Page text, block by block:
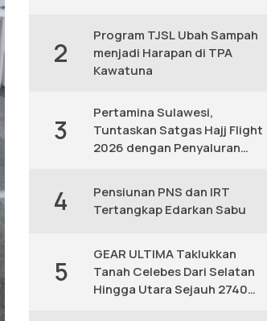
2
Program TJSL Ubah Sampah
menjadi Harapan di TPA
Kawatuna
3
Pertamina Sulawesi,
Tuntaskan Satgas Hajj Flight
2026 dengan Penyaluran
4
Pensiunan PNS dan IRT
Tertangkap Edarkan Sabu
5
GEAR ULTIMA Taklukkan
Tanah Celebes Dari Selatan
Hingga Utara Sejauh 2740